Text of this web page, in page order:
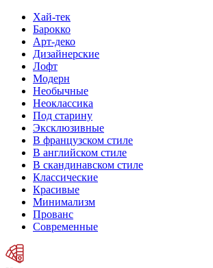
Хай-тек
Барокко
Арт-деко
Дизайнерские
Лофт
Модерн
Необычные
Неоклассика
Под старину
Эксклюзивные
В французском стиле
В английском стиле
В скандинавском стиле
Классические
Красивые
Минимализм
Прованс
Современные